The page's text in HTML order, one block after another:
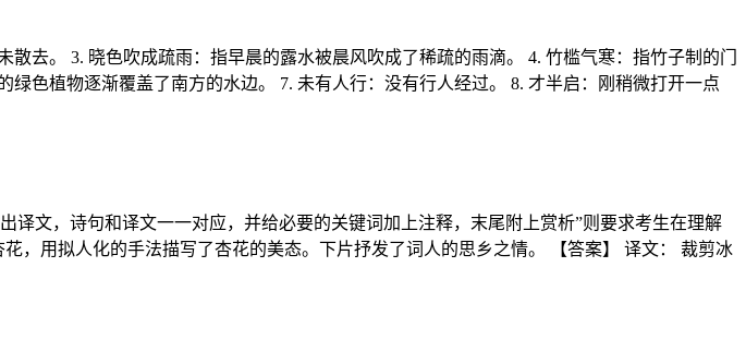
去。 3. 晓色吹成疏雨：指早晨的露水被晨风吹成了稀疏的雨滴。 4. 竹槛气寒：指竹子制的门
色植物逐渐覆盖了南方的水边。 7. 未有人行：没有行人经过。 8. 才半启：刚稍微打开一点
译文，诗句和译文一一对应，并给必要的关键词加上注释，末尾附上赏析”则要求考生在理解
，用拟人化的手法描写了杏花的美态。下片抒发了词人的思乡之情。 【答案】 译文： 裁剪冰